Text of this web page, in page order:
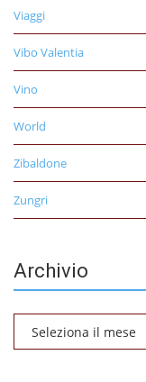
Viaggi
Vibo Valentia
Vino
World
Zibaldone
Zungri
Archivio